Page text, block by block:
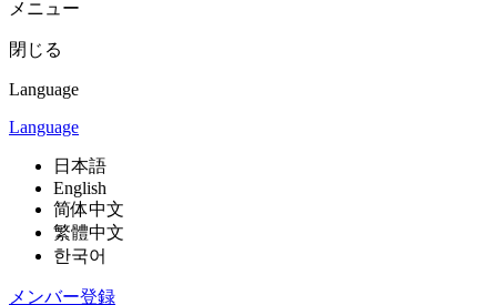
メニュー
閉じる
Language
Language
日本語
English
简体中文
繁體中文
한국어
メンバー登録